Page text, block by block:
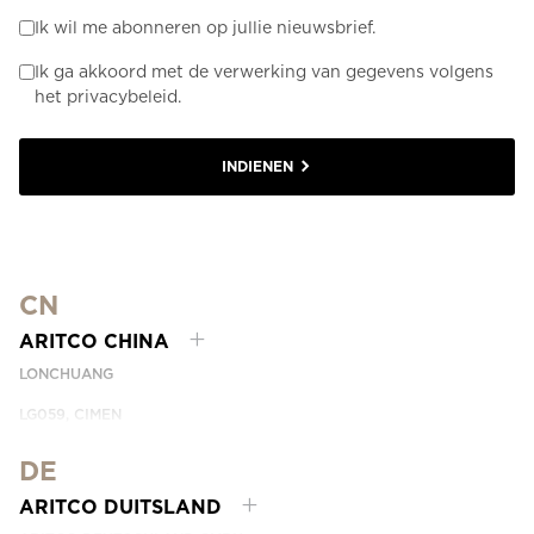
Ik wil me abonneren op jullie nieuwsbrief.
Ik ga akkoord met de verwerking van gegevens volgens
het privacybeleid.
INDIENEN
CN
ARITCO CHINA
LONCHUANG
LG059, CIMEN
SHANGHAI, CHINA
EMAIL:INFO.CHINA@ARITCO.COM
PHONE: +86 400 6233 121
DE
ARITCO DUITSLAND